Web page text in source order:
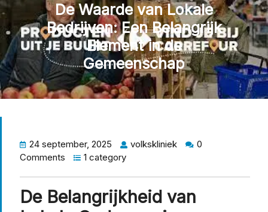
De Waarde van Lokale
Bedrijven: Een Belangrijk
Element in de
Gemeenschap
24 september, 2025 volkskliniek
0
Comments
1 category
De Belangrijkheid van